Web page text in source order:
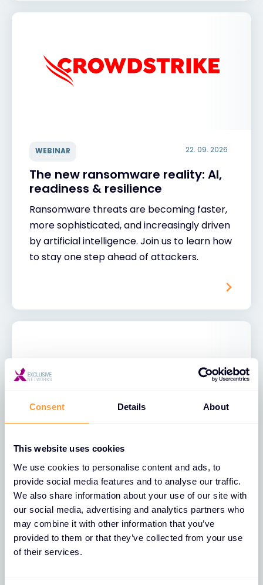
Consent Details About
This website uses cookies
We use cookies to personalise content and ads, to
provide social media features and to analyse our traffic.
We also share information about your use of our site with
our social media, advertising and analytics partners who
may combine it with other information that you’ve
provided to them or that they’ve collected from your use
of their services.
WEBINAR 22. 09. 2026
The new ransomware reality: AI,
readiness & resilience
Ransomware threats are becoming faster,
more sophisticated, and increasingly driven
by artificial intelligence. Join us to learn how
to stay one step ahead of attackers.
CROWDSTRIKE TECH-SKILL-UP
WORKSHOP
Praktický workshop zaměřený na
CrowdStrike Falcon, aktuální trendy v
kybernetické bezpečnosti a Endpoint